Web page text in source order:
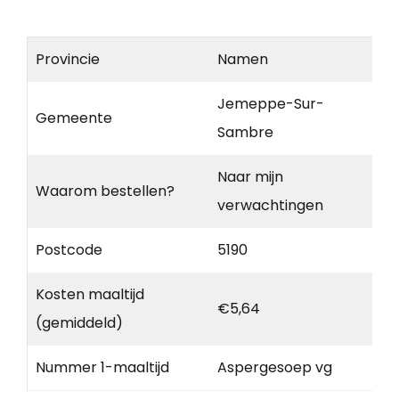
Provincie Namen
Gemeente
Jemeppe-Sur-
Sambre
Waarom bestellen?
Naar mijn
verwachtingen
Postcode 5190
Kosten maaltijd
(gemiddeld)
€5,64
Nummer 1-maaltijd Aspergesoep vg